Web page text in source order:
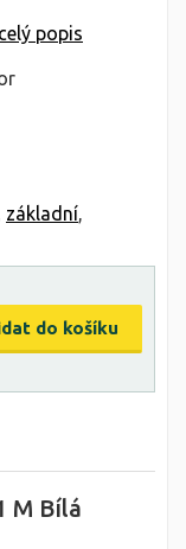
celý popis
základní,
M Bílá